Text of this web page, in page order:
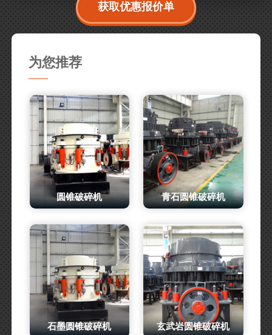
获取优惠报价单
为您推荐
圆锥破碎机 青石圆锥破碎机
石墨圆锥破碎机 玄武岩圆锥破碎机